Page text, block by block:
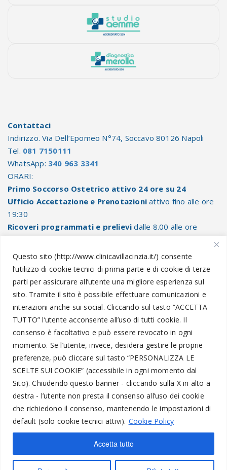
Questo sito (http://www.clinicavillacinzia.it/) consente
l’utilizzo di cookie tecnici di prima parte e di cookie di terze
parti per assicurare all’utente una migliore esperienza sul
sito. Tramite il sito è possibile effettuare comunicazioni e
interazioni anche sui social. Cliccando sul tasto “ACCETTA
TUTTO” l’utente acconsente all’uso di tutti cookie. Il
consenso è facoltativo e può essere revocato in ogni
momento. Se l’utente, invece, desidera gestire le proprie
preferenze, può cliccare sul tasto “PERSONALIZZA LE
SCELTE SUI COOKIE” (accessibile in ogni momento dal
Sito).Chiudendo questo banner - cliccando sulla X in alto a
destra - l’utente non presta il consenso all’uso dei cookie
che richiedono il consenso, mantenendo le impostazioni di
default (solo cookie tecnici attivi). Cookie Policy
Accetta tutto
Contattaci
Indirizzo. Via Dell’Epomeo N°74, Soccavo 80126 Napoli
Tel. 081 7150111
WhatsApp: 340 963 3341
ORARI:
Primo Soccorso Ostetrico attivo 24 ore su 24
Ufficio Accettazione e Prenotazioni attivo fino alle ore
19:30
Ricoveri programmati e prelievi dalle 8.00 alle ore
Informazioni Legali
Amministrazione Trasparente
Segnalazioni
Privacy Policy
Trattamento dati personali
Codice Etico
Cookie Policy